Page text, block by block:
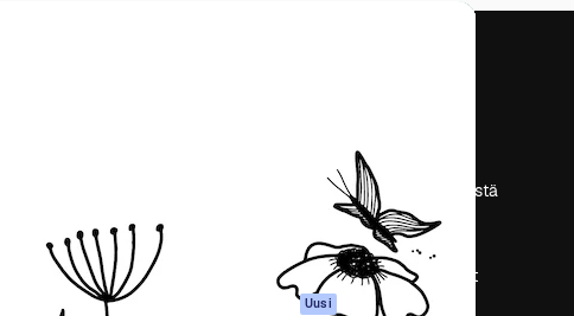
Tekoälyllä toimiva
kuvageneraattori
Tekoälyllä toimiva
videogeneraattori
Tietosuojakäytäntö
Alkuperäiset Uusi
Tietoja meistä
Reviews
Urat
Hakutrendit
Blogi